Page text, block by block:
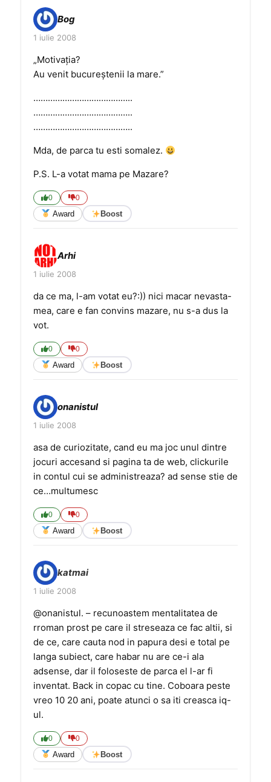
Bog
1 iulie 2008
„Motivaţia?
Au venit bucureştenii la mare.”
…………………………………..
…………………………………..
…………………………………..
Mda, de parca tu esti somalez.
P.S. L-a votat mama pe Mazare?
0 0
Award Boost
Arhi
1 iulie 2008
da ce ma, l-am votat eu?:)) nici macar nevasta-
mea, care e fan convins mazare, nu s-a dus la
vot.
0 0
Award Boost
onanistul
1 iulie 2008
asa de curiozitate, cand eu ma joc unul dintre
jocuri accesand si pagina ta de web, clickurile
in contul cui se administreaza? ad sense stie de
ce…multumesc
0 0
Award Boost
katmai
1 iulie 2008
@onanistul. – recunoastem mentalitatea de
rroman prost pe care il streseaza ce fac altii, si
de ce, care cauta nod in papura desi e total pe
langa subiect, care habar nu are ce-i ala
adsense, dar il foloseste de parca el l-ar fi
inventat. Back in copac cu tine. Coboara peste
vreo 10 20 ani, poate atunci o sa iti creasca iq-
ul.
0 0
Award Boost